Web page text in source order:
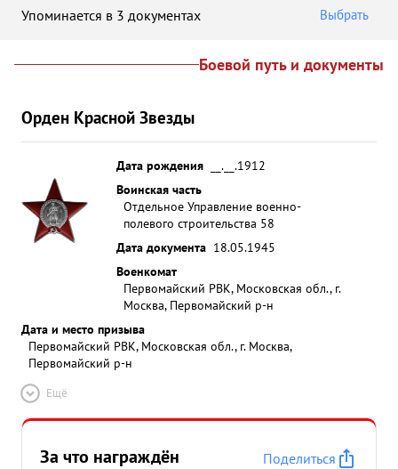
Упоминается в 3 документах Выбрать
Боевой путь и документы
Орден Красной Звезды
Дата рождения
__.__.1912
Воинская часть
Отдельное Управление военно-
полевого строительства 58
Дата документа 18.05.1945
Военкомат
Первомайский РВК, Московская обл., г.
Москва, Первомайский р-н
Дата и место призыва
Первомайский РВК, Московская обл., г. Москва,
Первомайский р-н
Ещё
За что награждён
Поделиться